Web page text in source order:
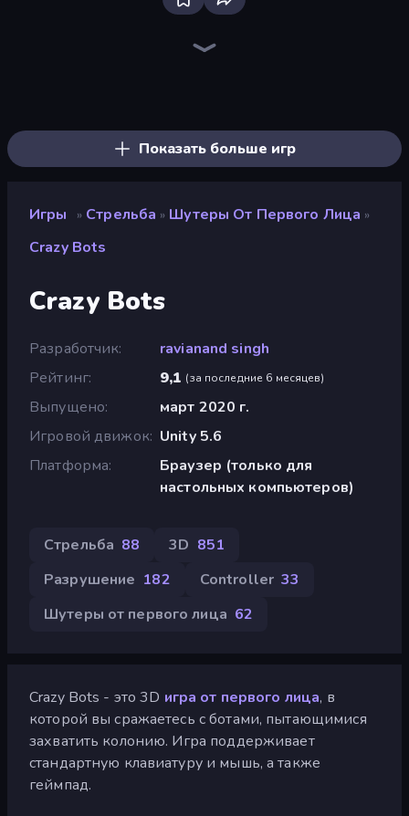
Показать больше игр
Игры » Стрельба » Шутеры От Первого Лица »
Crazy Bots
Crazy Bots
Разработчик
ravianand singh
Рейтинг
9,1 (за последние 6 месяцев)
Выпущено
март 2020 г.
Игровой движок Unity 5.6
Платформа
Браузер (только для
настольных компьютеров)
Стрельба 88 3D 851
Разрушение 182 Controller 33
Шутеры от первого лица 62
Crazy Bots - это 3D игра от первого лица, в
которой вы сражаетесь с ботами, пытающимися
захватить колонию. Игра поддерживает
стандартную клавиатуру и мышь, а также
геймпад.